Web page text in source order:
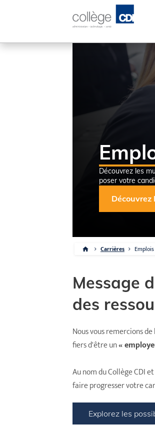
Découvrez les
poser votre
Découvrez
Carrières Emplois
Message
des
Nous vous remercions
fiers d'être un«
Au nom du Collège CDI
faire progresser votre
Explorez les